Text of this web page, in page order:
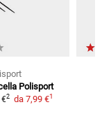
Polisport
2 da 7,99 €1